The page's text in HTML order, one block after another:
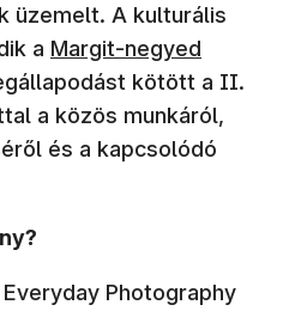
üzemelt. A kulturális
a (új ablakban nyílik
Margit-negyed
kötött a II.
a közös munkáról,
és a kapcsolódó
Photography